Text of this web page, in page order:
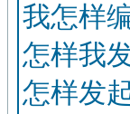
我怎样
怎样我
怎样发